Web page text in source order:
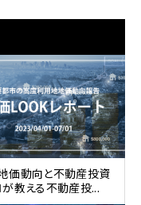
価動向と不動産投資
が教える不動産投...